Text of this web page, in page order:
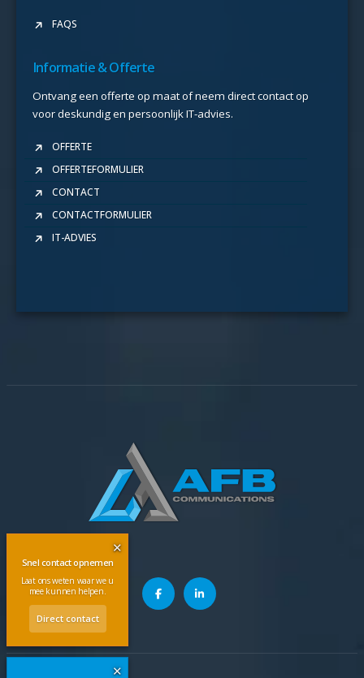
FAQS
Informatie & Offerte
Ontvang een offerte op maat of neem direct contact op
voor deskundig en persoonlijk IT-advies.
OFFERTE
OFFERTEFORMULIER
CONTACT
CONTACTFORMULIER
IT-ADVIES
✕
✕
Snel contact opnemen
Laat ons weten waar we u
mee kunnen helpen.
Direct contact